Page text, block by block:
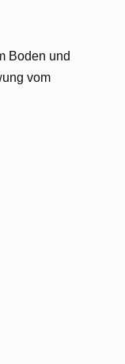
Boden und
vom